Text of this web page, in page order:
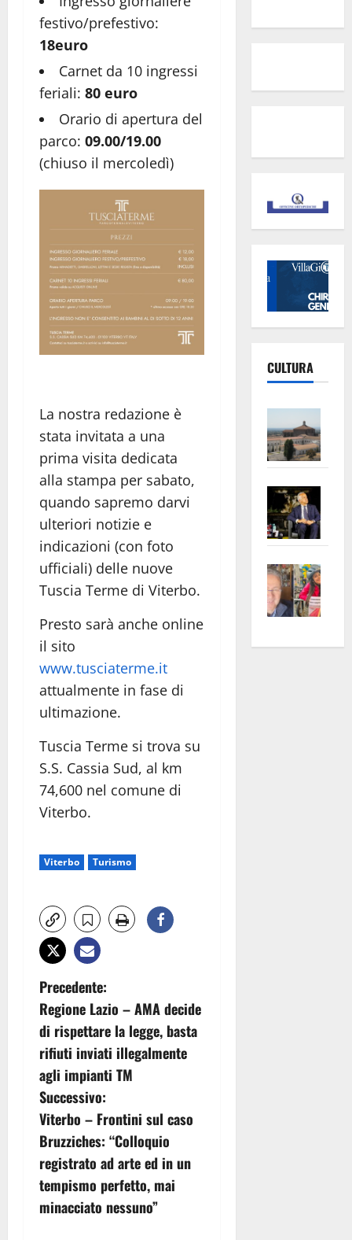
festivo/prefestivo:
18euro
Carnet da 10 ingressi
feriali: 80 euro
Orario di apertura del
parco: 09.00/19.00
(chiuso il mercoledì)
La nostra redazione è
stata invitata a una
prima visita dedicata
alla stampa per sabato,
quando sapremo darvi
ulteriori notizie e
indicazioni (con foto
ufficiali) delle nuove
Tuscia Terme di Viterbo.
Presto sarà anche online
il sito
www.tusciaterme.it
attualmente in fase di
ultimazione.
Tuscia Terme si trova su
S.S. Cassia Sud, al km
74,600 nel comune di
Viterbo.
Viterbo Turismo
N
a
v
i
g
a
z
i
Precedente:
Regione Lazio – AMA decide
di rispettare la legge, basta
rifiuti inviati illegalmente
agli impianti TM
Successivo:
Viterbo – Frontini sul caso
Bruzziches: “Colloquio
registrato ad arte ed in un
tempismo perfetto, mai
minacciato nessuno”
CULTURA
euro
apre